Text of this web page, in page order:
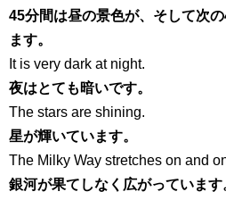
45分間は昼の景色が、そして次
ます。
It is very dark at night.
夜はとても暗いです。
The stars are shining.
星が輝いています。
The Milky Way stretches on and
銀河が果てしなく広がっています